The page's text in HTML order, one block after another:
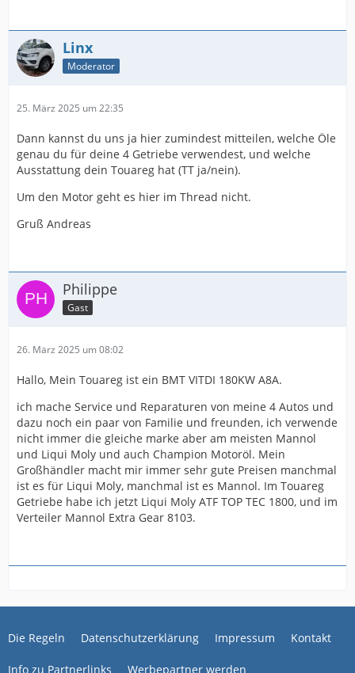
Linx
Moderator
25. März 2025 um 22:35
Dann kannst du uns ja hier zumindest mitteilen, welche Öle
genau du für deine 4 Getriebe verwendest, und welche
Ausstattung dein Touareg hat (TT ja/nein).
Um den Motor geht es hier im Thread nicht.
Gruß Andreas
Philippe
Gast
26. März 2025 um 08:02
Hallo, Mein Touareg ist ein BMT VITDI 180KW A8A.
ich mache Service und Reparaturen von meine 4 Autos und
dazu noch ein paar von Familie und freunden, ich verwende
nicht immer die gleiche marke aber am meisten Mannol
und Liqui Moly und auch Champion Motoröl. Mein
Großhändler macht mir immer sehr gute Preisen manchmal
ist es für Liqui Moly, manchmal ist es Mannol. Im Touareg
Getriebe habe ich jetzt Liqui Moly ATF TOP TEC 1800, und im
Verteiler Mannol Extra Gear 8103.
Die Regeln Datenschutzerklärung Impressum Kontakt
Info zu Partnerlinks Werbepartner werden